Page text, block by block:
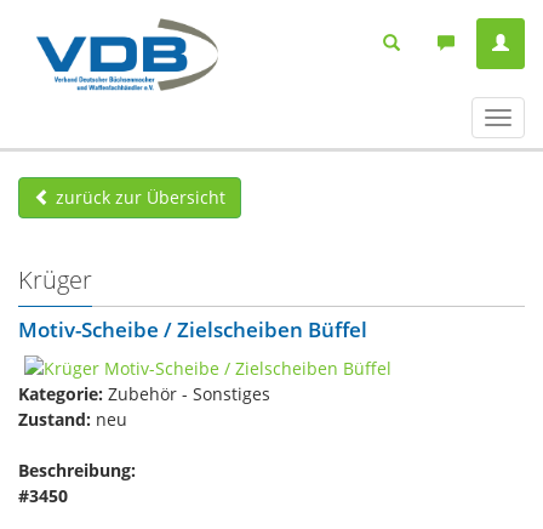
ein-/
zurück zur Übersicht
Krüger
Motiv-Scheibe / Zielscheiben Büffel
Kategorie: Zubehör - Sonstiges
Zustand: neu
Beschreibung:
#3450